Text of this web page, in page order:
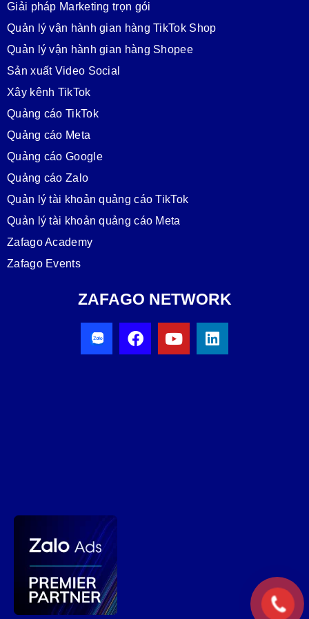
Giải pháp Marketing trọn gói
Quản lý vận hành gian hàng TikTok Shop
Quản lý vận hành gian hàng Shopee
Sản xuất Video Social
Xây kênh TikTok
Quảng cáo TikTok
Quảng cáo Meta
Quảng cáo Google
Quảng cáo Zalo
Quản lý tài khoản quảng cáo TikTok
Quản lý tài khoản quảng cáo Meta
Zafago Academy
Zafago Events
ZAFAGO NETWORK